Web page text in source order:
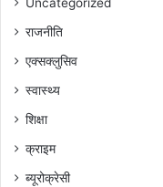
Uncategorized
राजनीति
एक्सक्लुसिव
स्वास्थ्य
शिक्षा
क्राइम
ब्यूरोक्रेसी